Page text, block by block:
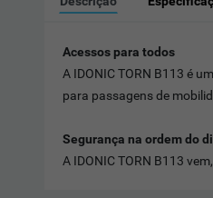
Acessos para todos
A IDONIC TORN B113 é
para passagens de
Segurança na ordem do
A IDONIC TORN B113